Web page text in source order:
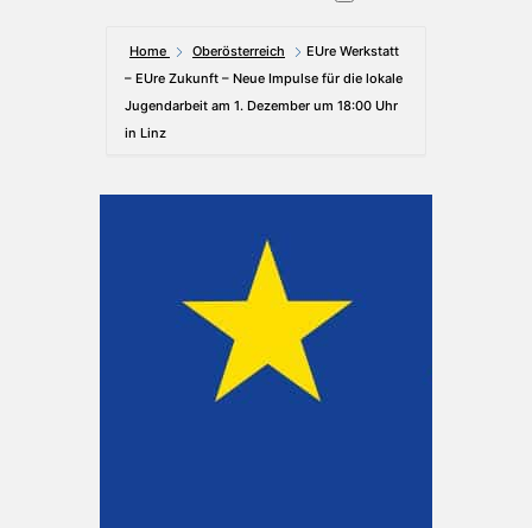
Home Oberösterreich
EUre Werkstatt
– EUre Zukunft – Neue Impulse für die lokale
Jugendarbeit am 1. Dezember um 18:00 Uhr
in Linz